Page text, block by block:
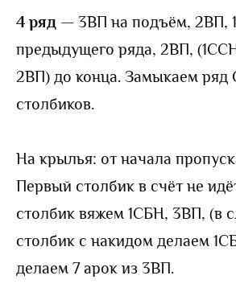
4 ряд — 3ВП на подъём, 2ВП,
предыдущего ряда, 2ВП,
2ВП) до конца. Замыкаем ряд
столбиков.
На крылья: от начала
Первый столбик в счёт не
столбик вяжем 1СБН, 3ВП, (в
столбик с накидом делаем
делаем 7 арок из 3ВП.